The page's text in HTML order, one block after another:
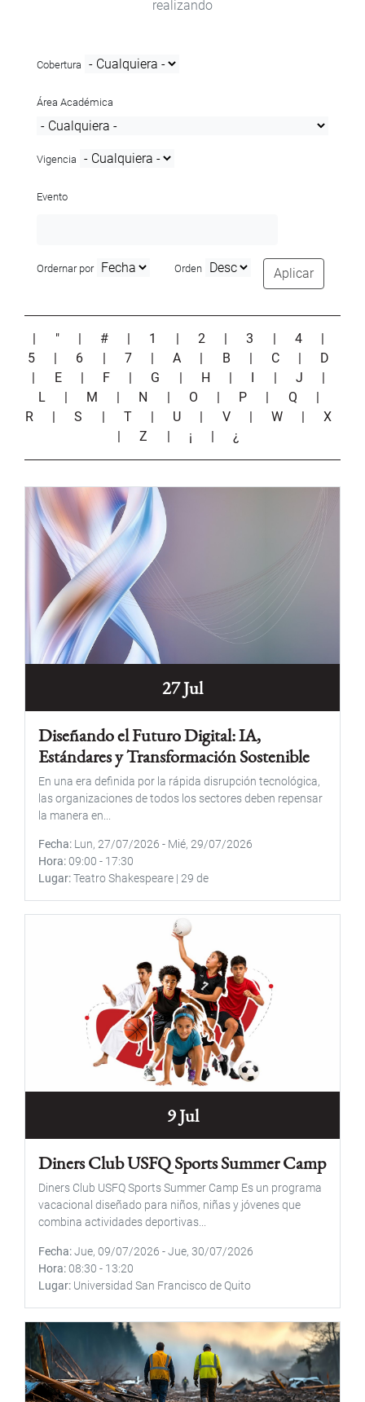
realizando
Cobertura
Área Académica
Vigencia
Evento
Ordernar por Orden Aplicar
| " | # | 1 | 2 |3 | 4
|
5
| 6 | 7 |A | B | C | D
| E | F | G | H | I | J
|
L
| M | N | O | P | Q
|
R
|S | T | U | V |W |X
|Z | ¡ |¿
27 Jul
Diseñando el Futuro Digital: IA,
Estándares y Transformación Sostenible
En una era definida por la rápida disrupción tecnológica,
las organizaciones de todos los sectores deben repensar
la manera en...
Fecha Lun, 27/07/2026 - Mié, 29/07/2026
Hora 09:00 - 17:30
Lugar Teatro Shakespeare | 29 de
9 Jul
Diners Club USFQ Sports Summer Camp
Diners Club USFQ Sports Summer Camp Es un programa
vacacional diseñado para niños, niñas y jóvenes que
combina actividades deportivas...
Fecha Jue, 09/07/2026 -Jue, 30/07/2026
Hora 08:30 - 13:20
Lugar Universidad San Francisco de Quito